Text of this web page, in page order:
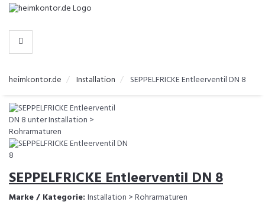
-
KATEGORIEN
heimkontor.de Installation SEPPELFRICKE Entleerventil DN 8
SEPPELFRICKE Entleerventil DN 8
Marke / Kategorie: Installation > Rohrarmaturen